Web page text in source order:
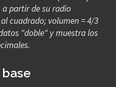
a partir de su radio
cuadrado; volumen = 4/3
"doble" y muestra los